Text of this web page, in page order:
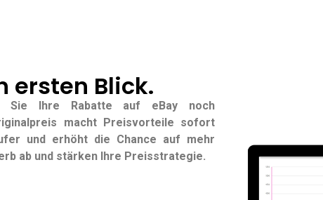
ersten Blick.
Sie Ihre Rabatte auf eBay noch
macht Preisvorteile sofort
und erhöht die Chance auf mehr
ab und stärken Ihre Preisstrategie.